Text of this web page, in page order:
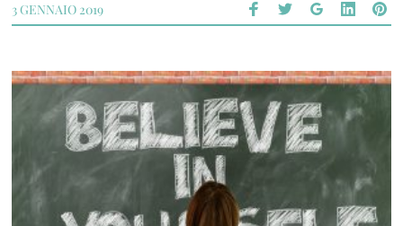
3 GENNAIO 2019